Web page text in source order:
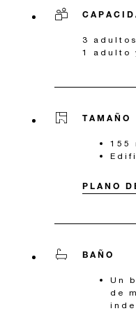
3
1 adulto
TAMAÑO
155
PLANO
BAÑO
Un
de